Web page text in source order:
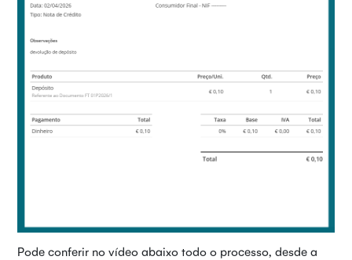
Pode conferir no vídeo abaixo todo o processo, desde a